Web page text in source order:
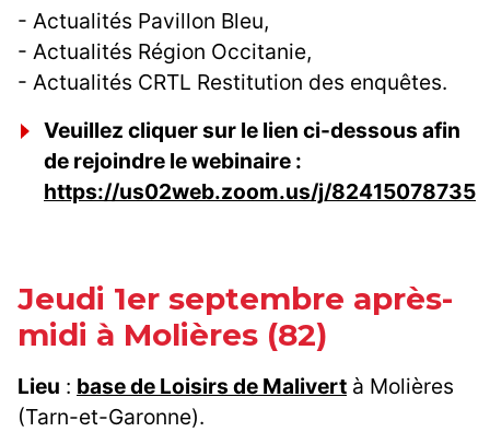
- Actualités Pavillon Bleu,
- Actualités Région Occitanie,
- Actualités CRTL Restitution des enquêtes.
Veuillez cliquer sur le lien ci-dessous afin
de rejoindre le webinaire :
https://us02web.zoom.us/j/82415078735
Jeudi 1er septembre après-
midi à Molières (82)
Lieu : base de Loisirs de Malivert à Molières
(Tarn-et-Garonne).